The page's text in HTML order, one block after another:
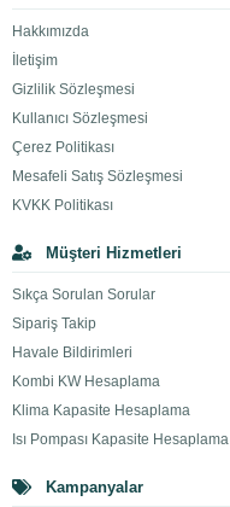
Hakkımızda
İletişim
Gizlilik Sözleşmesi
Kullanıcı Sözleşmesi
Çerez Politikası
Mesafeli Satış Sözleşmesi
KVKK Politikası
Müşteri Hizmetleri
Sıkça Sorulan Sorular
Sipariş Takip
Havale Bildirimleri
Kombi KW Hesaplama
Klima Kapasite Hesaplama
Isı Pompası Kapasite Hesaplama
Kampanyalar